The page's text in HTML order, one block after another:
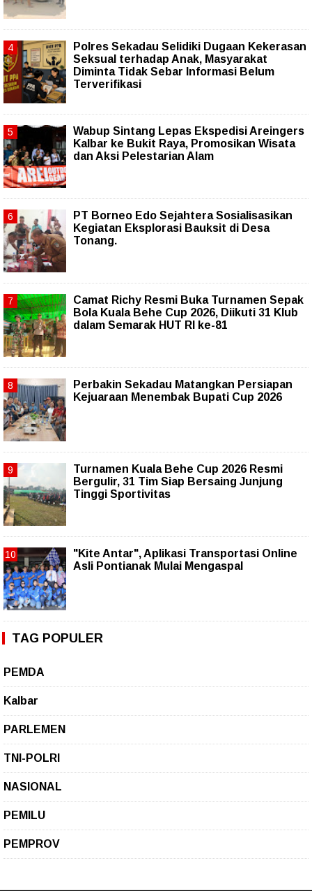
Polres Sekadau Selidiki Dugaan Kekerasan
Seksual terhadap Anak, Masyarakat
Diminta Tidak Sebar Informasi Belum
Terverifikasi
Wabup Sintang Lepas Ekspedisi Areingers
Kalbar ke Bukit Raya, Promosikan Wisata
dan Aksi Pelestarian Alam
PT Borneo Edo Sejahtera Sosialisasikan
Kegiatan Eksplorasi Bauksit di Desa
Tonang.
Camat Richy Resmi Buka Turnamen Sepak
Bola Kuala Behe Cup 2026, Diikuti 31 Klub
dalam Semarak HUT RI ke-81
Perbakin Sekadau Matangkan Persiapan
Kejuaraan Menembak Bupati Cup 2026
Turnamen Kuala Behe Cup 2026 Resmi
Bergulir, 31 Tim Siap Bersaing Junjung
Tinggi Sportivitas
"Kite Antar", Aplikasi Transportasi Online
Asli Pontianak Mulai Mengaspal
TAG POPULER
PEMDA
Kalbar
PARLEMEN
TNI-POLRI
NASIONAL
PEMILU
PEMPROV